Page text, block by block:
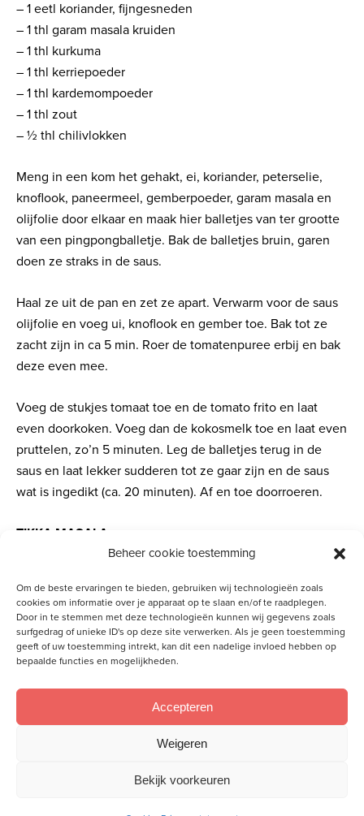
Beheer cookie toestemming
Om de beste ervaringen te bieden, gebruiken wij technologieën zoals
cookies om informatie over je apparaat op te slaan en/of te raadplegen.
Door in te stemmen met deze technologieën kunnen wij gegevens zoals
surfgedrag of unieke ID's op deze site verwerken. Als je geen toestemming
geeft of uw toestemming intrekt, kan dit een nadelige invloed hebben op
bepaalde functies en mogelijkheden.
Accepteren
Weigeren
Bekijk voorkeuren
– 1 eetl koriander, fijngesneden
– 1 thl garam masala kruiden
– 1 thl kurkuma
– 1 thl kerriepoeder
– 1 thl kardemompoeder
– 1 thl zout
– ½ thl chilivlokken
Meng in een kom het gehakt, ei, koriander, peterselie,
knoflook, paneermeel, gemberpoeder, garam masala en
olijfolie door elkaar en maak hier balletjes van ter grootte
van een pingpongballetje. Bak de balletjes bruin, garen
doen ze straks in de saus.
Haal ze uit de pan en zet ze apart. Verwarm voor de saus
olijfolie en voeg ui, knoflook en gember toe. Bak tot ze
zacht zijn in ca 5 min. Roer de tomatenpuree erbij en bak
deze even mee.
Voeg de stukjes tomaat toe en de tomato frito en laat
even doorkoken. Voeg dan de kokosmelk toe en laat even
pruttelen, zo’n 5 minuten. Leg de balletjes terug in de
saus en laat lekker sudderen tot ze gaar zijn en de saus
wat is ingedikt (ca. 20 minuten). Af en toe doorroeren.
TIKKA MASALA
En ook dit recept heb ik niet zelf bedacht, dit komt van
Voor de kip:
– 4 kipfilets in
stukjes
– 50 gr yoghurt